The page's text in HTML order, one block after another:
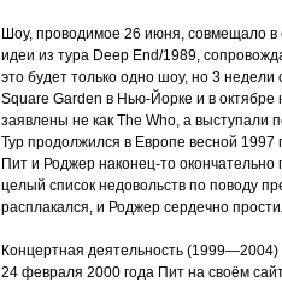
Шоу, проводимое 26 июня, совмещало
идеи из тура Deep End/1989,
это будет только одно шоу, но 3
Square Garden в Нью-Йорке и в
заявлены не как The Who, а выступали
Тур продолжился в Европе весной
Пит и Роджер наконец-то
целый список недовольств по поводу
расплакался, и Роджер сердечно
Концертная деятельность (1999—2004)
24 февраля 2000 года Пит на своём